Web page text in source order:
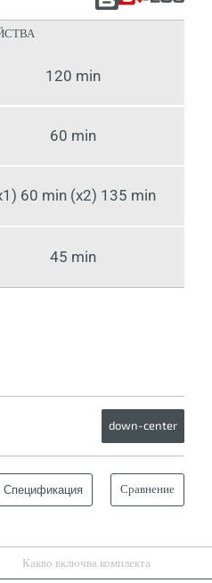
120 min
60 min
60 min (x2) 135 min
45 min
down-center
Сравнение
Спецификация
Какво включва комплекта